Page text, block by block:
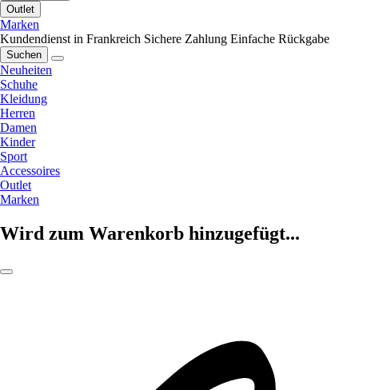
Outlet
Marken
Kundendienst in Frankreich Sichere Zahlung Einfache Rückgabe
Suchen
Neuheiten
Schuhe
Kleidung
Herren
Damen
Kinder
Sport
Accessoires
Outlet
Marken
Wird zum Warenkorb hinzugefügt...